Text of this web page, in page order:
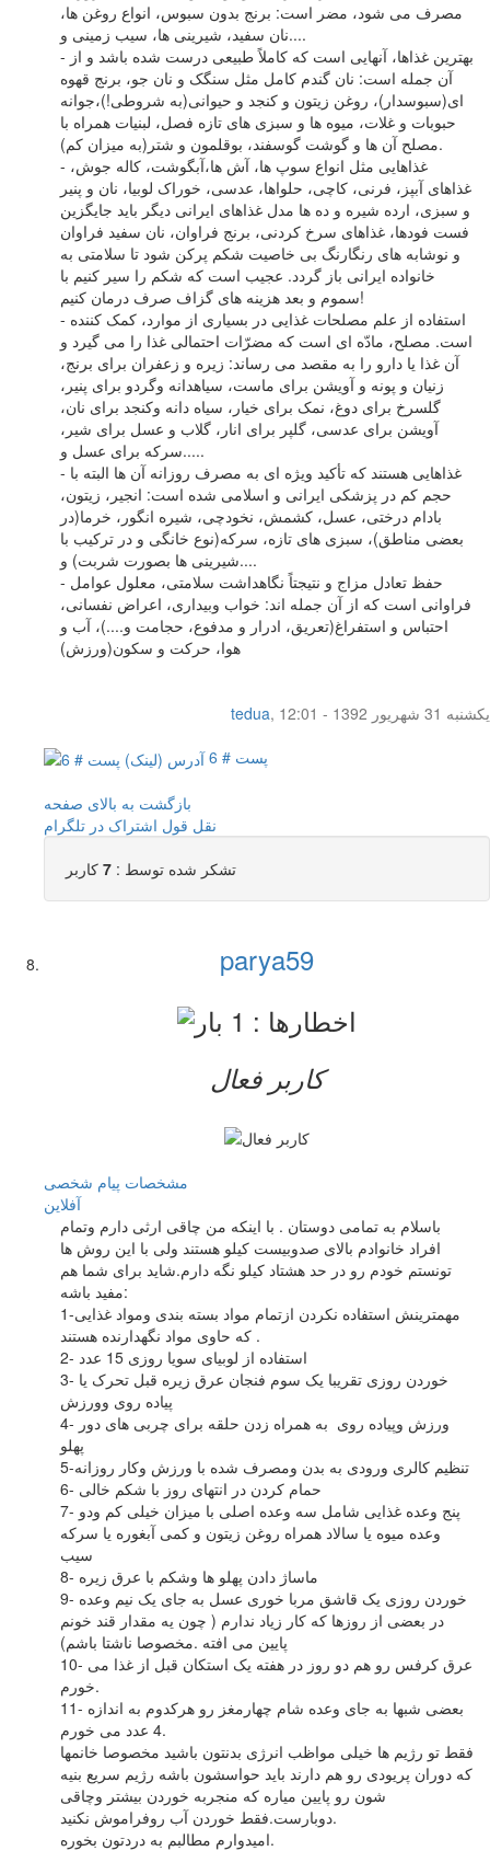
مصرف می شود، مضر است: برنج بدون سبوس، انواع روغن ها،
نان سفید، شیرینی ها، سیب زمینی و....
- بهترین غذاها، آنهایی است که کاملاً طبیعی درست شده باشد و از
آن جمله است: نان گندم کامل مثل سنگک و نان جو، برنج قهوه
ای(سبوسدار)، روغن زیتون و کنجد و حیوانی(به شروطی!)،جوانه
حبوبات و غلات، میوه ها و سبزی های تازه فصل، لبنیات همراه با
مصلح آن ها و گوشت گوسفند، بوقلمون و شتر(به میزان کم).
- غذاهایی مثل انواع سوپ ها، آش ها،آبگوشت، کاله جوش،
غذاهای آبپز، فرنی، کاچی، حلواها، عدسی، خوراک لوبیا، نان و پنیر
و سبزی، ارده شیره و ده ها مدل غذاهای ایرانی دیگر باید جایگزین
فست فودها، غذاهای سرخ کردنی، برنج فراوان، نان سفید فراوان
و نوشابه های رنگارنگ بی خاصیت شکم پرکن شود تا سلامتی به
خانواده ایرانی باز گردد. عجیب است که شکم را سیر کنیم با
سموم و بعد هزینه های گزاف صرف درمان کنیم!
- استفاده از علم مصلحات غذایی در بسیاری از موارد، کمک کننده
است. مصلح، مادّه ای است که مضرّات احتمالی غذا را می گیرد و
آن غذا یا دارو را به مقصد می رساند: زیره و زعفران برای برنج،
زنیان و پونه و آویشن برای ماست، سیاهدانه وگردو برای پنیر،
گلسرخ برای دوغ، نمک برای خیار، سیاه دانه وکنجد برای نان،
آویشن برای عدسی، گلپر برای انار، گلاب و عسل برای شیر،
سرکه برای عسل و.....
- غذاهایی هستند که تأکید ویژه ای به مصرف روزانه آن ها البته با
حجم کم در پزشکی ایرانی و اسلامی شده است: انجیر، زیتون،
بادام درختی، عسل، کشمش، نخودچی، شیره انگور، خرما(در
بعضی مناطق)، سبزی های تازه، سرکه(نوع خانگی و در ترکیب با
شیرینی ها بصورت شربت) و....
- حفظ تعادل مزاج و نتیجتاً نگاهداشت سلامتی، معلول عوامل
فراوانی است که از آن جمله اند: خواب وبیداری، اعراض نفسانی،
احتباس و استفراغ(تعریق، ادرار و مدفوع، حجامت و....)، آب و
هوا، حرکت و سکون(ورزش)
tedua,
یکشنبه 31 شهریور 1392 - 12:01
پست # 6
بازگشت به بالای صفحه
نقل قول اشتراک در تلگرام
تشکر شده توسط : 7 کاربر
parya59
کاربر فعال
مشخصات پیام شخصی
آفلاين
باسلام به تمامی دوستان . با اینکه من چاقی ارثی دارم وتمام
افراد خانوادم بالای صدوبیست کیلو هستند ولی با این روش ها
تونستم خودم رو در حد هشتاد کیلو نگه دارم.شاید برای شما هم
مفید باشه:
1-مهمترینش استفاده نکردن ازتمام مواد بسته بندی ومواد غذایی
که حاوی مواد نگهدارنده هستند .
2- استفاده از لوبیای سویا روزی 15 عدد
3- خوردن روزی تقریبا یک سوم فنجان عرق زیره قبل تحرک یا
پیاده روی وورزش
4- ورزش وپیاده روی به همراه زدن حلقه برای چربی های دور
پهلو
5-تنظیم کالری ورودی به بدن ومصرف شده با ورزش وکار روزانه
6- حمام کردن در انتهای روز با شکم خالی
7- پنج وعده غذایی شامل سه وعده اصلی با میزان خیلی کم ودو
وعده میوه یا سالاد همراه روغن زیتون و کمی آبغوره یا سرکه
سیب
8- ماساژ دادن پهلو ها وشکم با عرق زیره
9- خوردن روزی یک قاشق مربا خوری عسل به جای یک نیم وعده
در بعضی از روزها که کار زیاد ندارم ( چون یه مقدار قند خونم
پایین می افته .مخصوصا ناشتا باشم)
10- عرق کرفس رو هم دو روز در هفته یک استکان قبل از غذا می
خورم.
11- بعضی شبها به جای وعده شام چهارمغز رو هرکدوم به اندازه
4 عدد می خورم.
فقط تو رژیم ها خیلی مواظب انرژی بدنتون باشید مخصوصا خانمها
که دوران پریودی رو هم دارند باید حواسشون باشه رژیم سریع بنیه
شون رو پایین میاره که منجربه خوردن بیشتر وچاقی
دوبارست.فقط خوردن آب روفراموش نکنید.
امیدوارم مطالبم به دردتون بخوره.